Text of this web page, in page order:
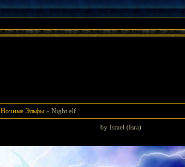
Ночные Эльфы » Night elf
by Israel (Isra)